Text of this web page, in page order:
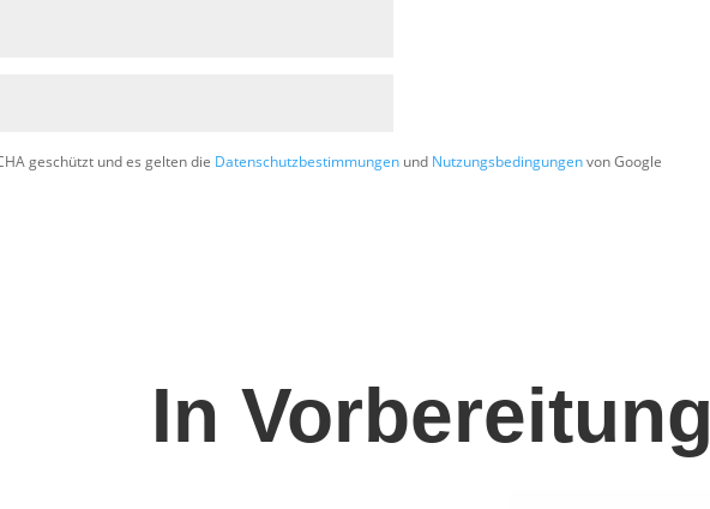
geschützt und es gelten die Datenschutzbestimmungen und Nutzungsbedingungenvon Google
In Vorbereitung